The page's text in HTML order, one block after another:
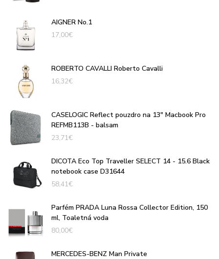
AIGNER No.1
17,00€
ROBERTO CAVALLI Roberto Cavalli
16,32€
CASELOGIC Reflect pouzdro na 13" Macbook Pro
REFMB113B - balsam
23,71€
DICOTA Eco Top Traveller SELECT 14 - 15.6 Black
notebook case D31644
58,41€
Parfém PRADA Luna Rossa Collector Edition, 150
ml, Toaletná voda
80,00€
MERCEDES-BENZ Man Private